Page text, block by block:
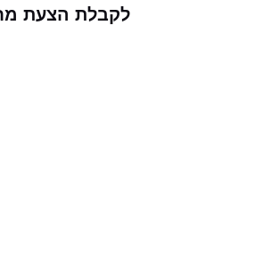
לקבלת הצעת